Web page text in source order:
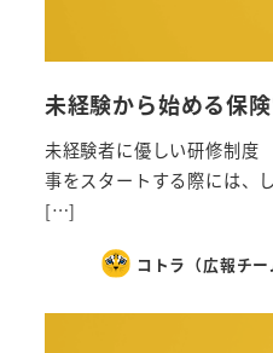
未経験から始める保
未経験者に優しい研修制
事をスタートする際には、
[…]
コトラ（広報チー